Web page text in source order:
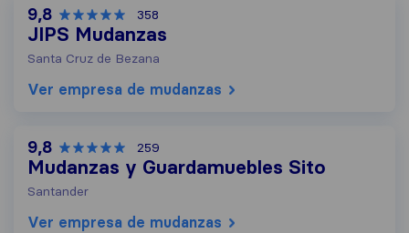
9,8 358
JIPS Mudanzas
Santa Cruz de Bezana
Ver empresa de mudanzas
9,8 259
Mudanzas y Guardamuebles Sito
Santander
Ver empresa de mudanzas